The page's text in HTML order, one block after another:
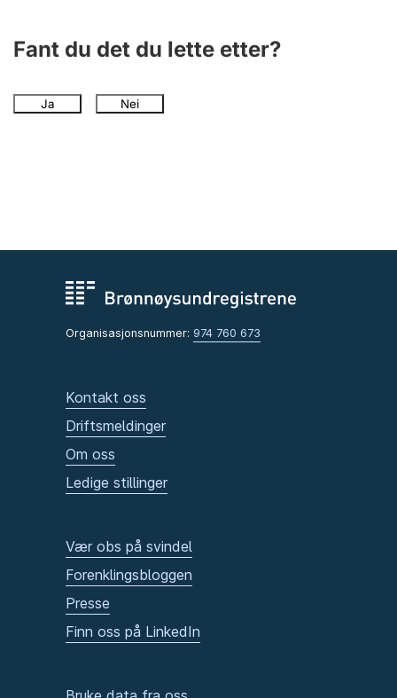
Fant du det du lette etter?
Ja Nei
Organisasjonsnummer: 974 760 673
Kontakt oss
Driftsmeldinger
Om oss
Ledige stillinger
Vær obs på svindel
Forenklingsbloggen
Presse
Finn oss på LinkedIn